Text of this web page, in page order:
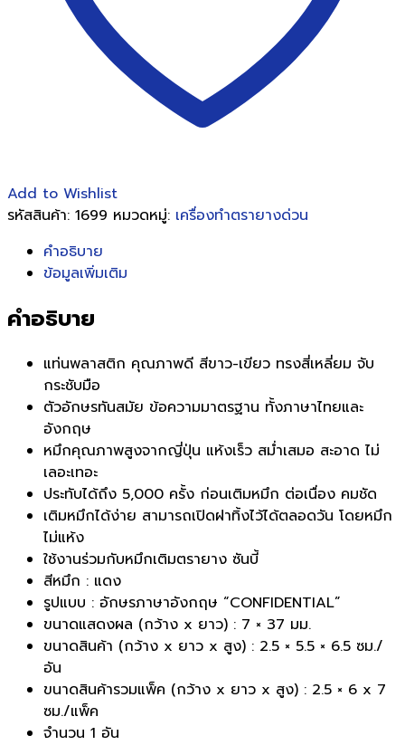
Add to Wishlist
รหัสสินค้า: 1699 หมวดหมู่: เครื่องทำตรายางด่วน
คำอธิบาย
ข้อมูลเพิ่มเติม
คำอธิบาย
แท่นพลาสติก คุณภาพดี สีขาว-เขียว ทรงสี่เหลี่ยม จับ
กระชับมือ
ตัวอักษรทันสมัย ข้อความมาตรฐาน ทั้งภาษาไทยและ
อังกฤษ
หมึกคุณภาพสูงจากญี่ปุ่น แห้งเร็ว สมํ่าเสมอ สะอาด ไม่
เลอะเทอะ
ประทับได้ถึง 5,000 ครั้ง ก่อนเติมหมึก ต่อเนื่อง คมชัด
เติมหมึกได้ง่าย สามารถเปิดฝาทิ้งไว้ได้ตลอดวัน โดยหมึก
ไม่แห้ง
ใช้งานร่วมกับหมึกเติมตรายาง ซันบี้
สีหมึก : แดง
รูปแบบ : อักษรภาษาอังกฤษ “CONFIDENTIAL”
ขนาดแสดงผล (กว้าง x ยาว) : 7 × 37 มม.
ขนาดสินค้า (กว้าง x ยาว x สูง) : 2.5 × 5.5 × 6.5 ซม./
อัน
ขนาดสินค้ารวมแพ็ค (กว้าง x ยาว x สูง) : 2.5 × 6 x 7
ซม./แพ็ค
จำนวน 1 อัน